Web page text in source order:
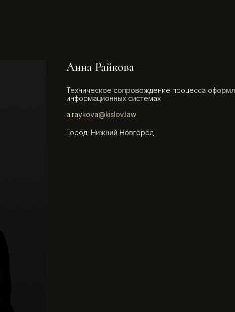
Анна Райкова
Техническое сопровождение процесса
информационных системах
a.raykova@kislov.law
Город: Нижний Новгород